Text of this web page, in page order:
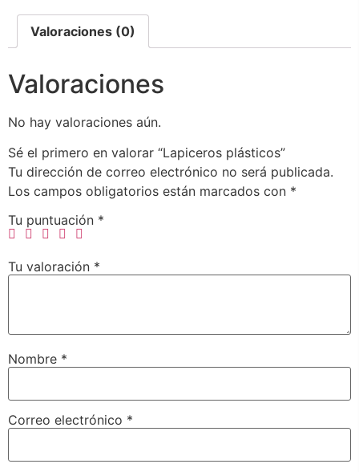
Valoraciones (0)
Valoraciones
No hay valoraciones aún.
Sé el primero en valorar “Lapiceros plásticos”
Tu dirección de correo electrónico no será publicada.
Los campos obligatorios están marcados con *
Tu puntuación *
Tu valoración *
Nombre *
Correo electrónico *